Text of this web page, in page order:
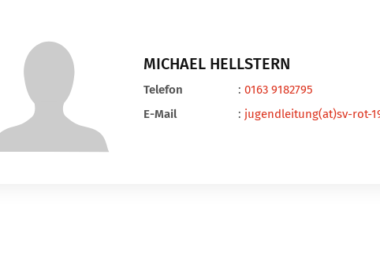
MICHAEL HELLSTERN
Telefon : 0163 9182795
E-Mail
: jugendleitung(at)sv-rot-